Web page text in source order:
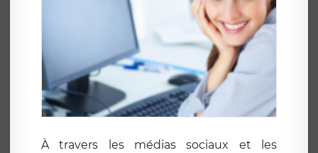
À travers les médias sociaux et les